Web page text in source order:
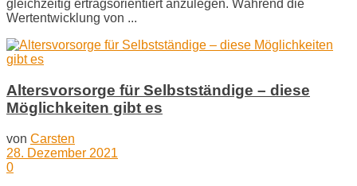
gleichzeitig ertragsorientiert anzulegen. Während die
Wertentwicklung von ...
Altersvorsorge für Selbstständige – diese
Möglichkeiten gibt es
von Carsten
28. Dezember 2021
0